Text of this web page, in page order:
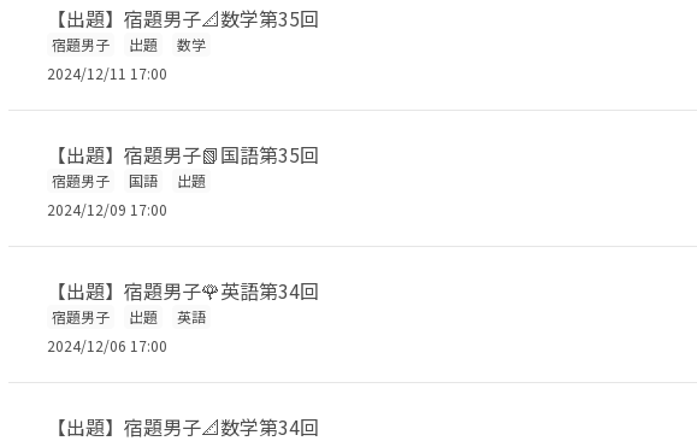
【出題】宿題男子📐数学第35回
宿題男子 出題
数学
2024/12/11 17:00
【出題】宿題男子📗国語第35回
宿題男子 国語
出題
2024/12/09 17:00
【出題】宿題男子🌹英語第34回
宿題男子 出題
英語
2024/12/06 17:00
【出題】宿題男子📐数学第34回